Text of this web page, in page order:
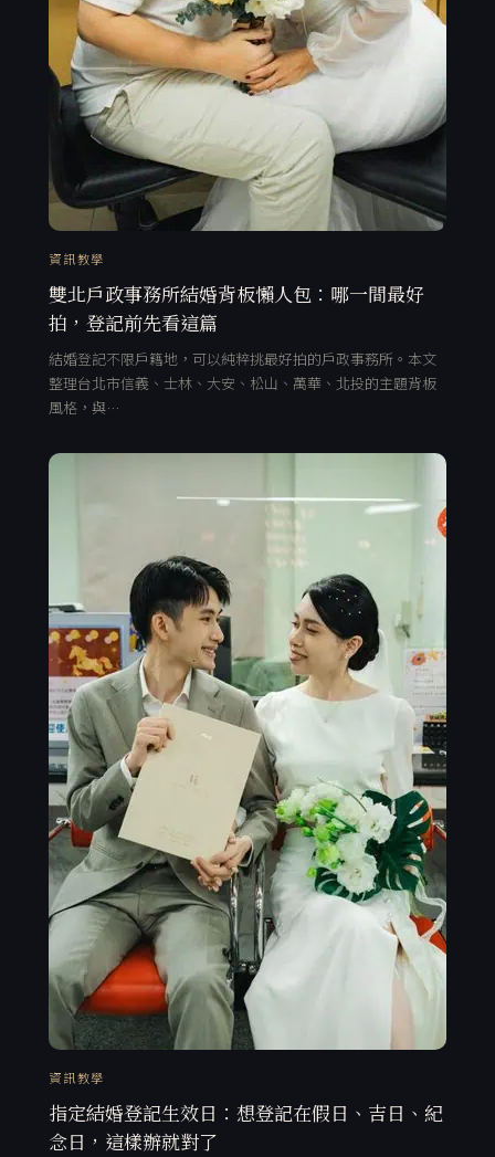
資訊教學
雙北戶政事務所結婚背板懶人包：哪一間最好
拍，登記前先看這篇
結婚登記不限戶籍地，可以純粹挑最好拍的戶政事務所。本文
整理台北市信義、士林、大安、松山、萬華、北投的主題背板
風格，與…
資訊教學
指定結婚登記生效日：想登記在假日、吉日、紀
念日，這樣辦就對了